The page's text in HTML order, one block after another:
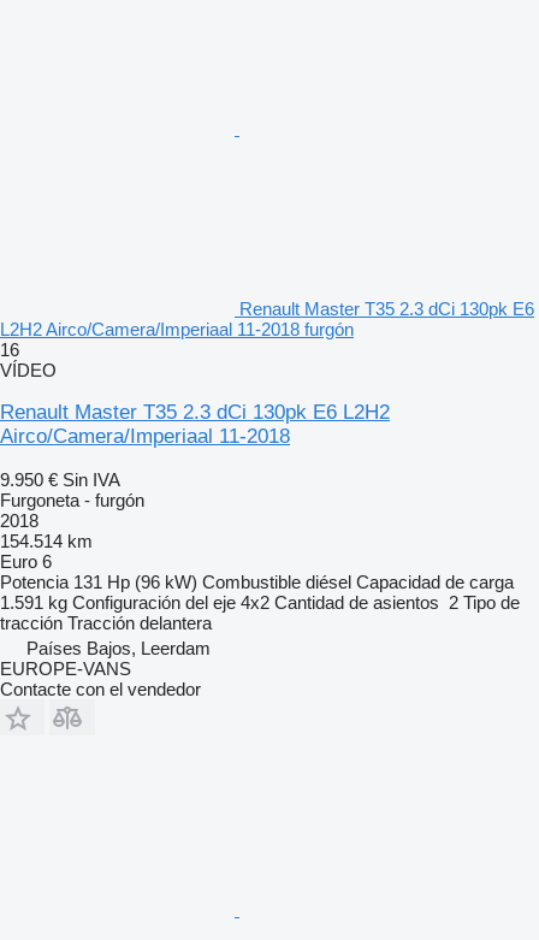
Renault Master T35 2.3 dCi 130pk E6
L2H2 Airco/Camera/Imperiaal 11-2018 furgón
16
VÍDEO
Renault Master T35 2.3 dCi 130pk E6 L2H2
Airco/Camera/Imperiaal 11-2018
9.950 € Sin IVA
Furgoneta - furgón
2018
154.514 km
Euro 6
Potencia 131 Hp (96 kW) Combustible diésel Capacidad de carga
1.591 kg Configuración del eje 4x2 Cantidad de asientos 2 Tipo de
tracción Tracción delantera
Países Bajos, Leerdam
EUROPE-VANS
Contacte con el vendedor